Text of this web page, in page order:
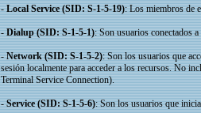
-Local Service (SID: S-1-5-19): Los miembros de
-Dialup (SID: S-1-5-1): Son usuarios conectados
-Network (SID: S-1-5-2): Son los usuarios que
sesión localmente para acceder a los recursos. No
Terminal Service Connection).
-Service (SID: S-1-5-6): Son los usuarios que